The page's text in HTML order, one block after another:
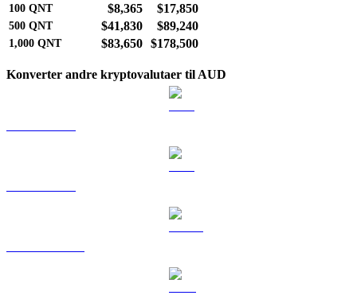
100 QNT $8,365 $17,850
500 QNT $41,830 $89,240
1,000 QNT $83,650 $178,500
Konverter andre kryptovalutaer til AUD